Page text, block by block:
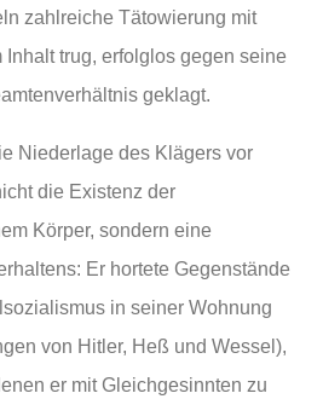
zahlreiche Tätowierung mit
trug, erfolglos gegen seine
geklagt.
Niederlage des Klägers vor
die Existenz der
Körper, sondern eine
Er hortete Gegenstände
in seiner Wohnung
von Hitler, Heß und Wessel),
er mit Gleichgesinnten zu